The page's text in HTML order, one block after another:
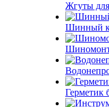
Жгуты
Шинный
Герметик